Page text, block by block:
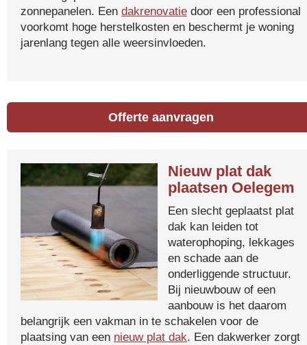
zonnepanelen. Een dakrenovatie door een professional
voorkomt hoge herstelkosten en beschermt je woning
jarenlang tegen alle weersinvloeden.
Offerte aanvragen
Nieuw plat dak
plaatsen Oelegem
Een slecht geplaatst plat
dak kan leiden tot
waterophoping, lekkages
en schade aan de
onderliggende structuur.
Bij nieuwbouw of een
aanbouw is het daarom
belangrijk een vakman in te schakelen voor de
plaatsing van een nieuw plat dak. Een dakwerker zorgt